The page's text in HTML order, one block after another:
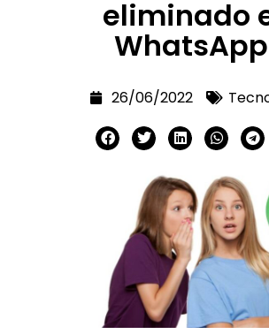
eliminado
26/06/2022